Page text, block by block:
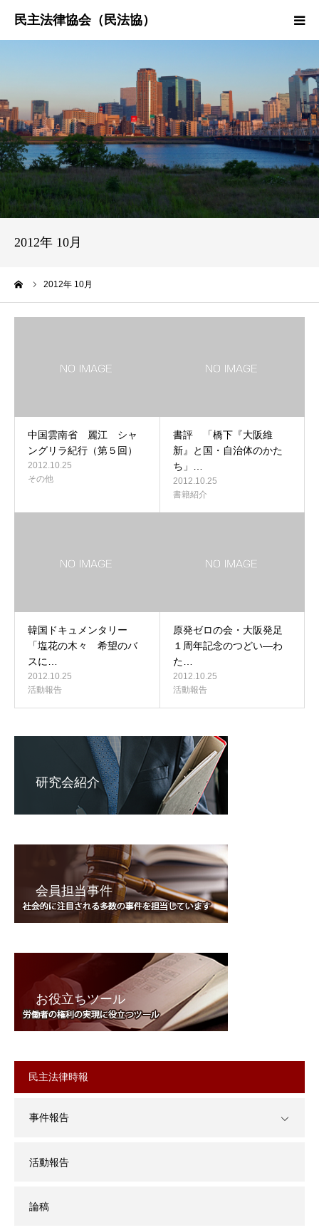
2012年 10月
2012年 10月
中国雲南省 麗江 シャ
ングリラ紀行（第５回）
2012.10.25
その他
書評 「橋下『大阪維
新』と国・自治体のかた
ち」…
2012.10.25
書籍紹介
韓国ドキュメンタリー
「塩花の木々 希望のバ
スに…
2012.10.25
活動報告
原発ゼロの会・大阪発足
１周年記念のつどい―わ
た…
2012.10.25
活動報告
研究会紹介
会員担当事件
お役立ちツール
民主法律時報
事件報告
活動報告
論稿
民法協とは
民主法律時報
決議・声明・意見書